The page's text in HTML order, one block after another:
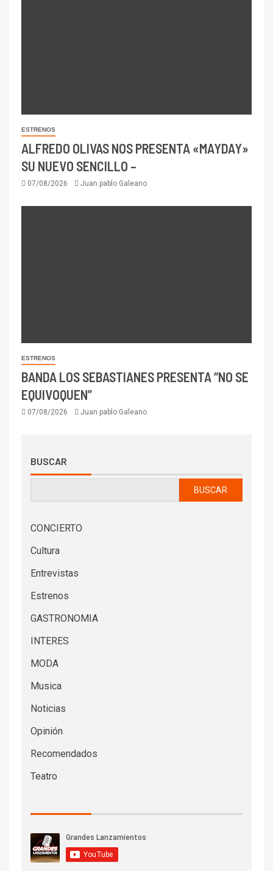
ESTRENOS
ALFREDO OLIVAS NOS PRESENTA «MAYDAY»
SU NUEVO SENCILLO –
07/08/2026 Juan pablo Galeano
ESTRENOS
BANDA LOS SEBASTIANES PRESENTA “NO SE
EQUIVOQUEN”
07/08/2026 Juan pablo Galeano
BUSCAR
BUSCAR
CONCIERTO
Cultura
Entrevistas
Estrenos
GASTRONOMIA
INTERES
MODA
Musica
Noticias
Opinión
Recomendados
Teatro